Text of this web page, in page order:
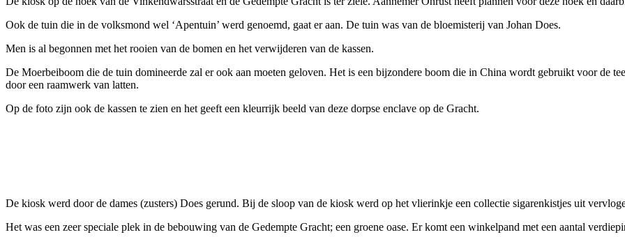
Ook de tuin die in de volksmond wel ‘Apentuin’ werd genoemd, gaat er aan. De tuin was van de bloemisterij van Johan Does.
Men is al begonnen met het rooien van de bomen en het verwijderen van de kassen.
De Moerbeiboom die de tuin domineerde zal er ook aan moeten geloven. Het is een bijzondere boom die in China wordt gebruikt voor de
door een raamwerk van latten.
Op de foto zijn ook de kassen te zien en het geeft een kleurrijk beeld van deze dorpse enclave op de Gracht.
De kiosk werd door de dames (zusters) Does gerund. Bij de sloop van de kiosk werd op het vlierinkje een collectie sigarenkistjes uit
Het was een zeer speciale plek in de bebouwing van de Gedempte Gracht; een groene oase. Er komt een winkelpand met een aantal